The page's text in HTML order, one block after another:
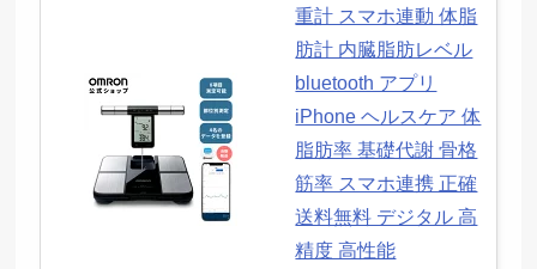
重計 スマホ連動 体脂
肪計 内臓脂肪レベル
bluetooth アプリ
iPhone ヘルスケア 体
脂肪率 基礎代謝 骨格
筋率 スマホ連携 正確
送料無料 デジタル 高
精度 高性能